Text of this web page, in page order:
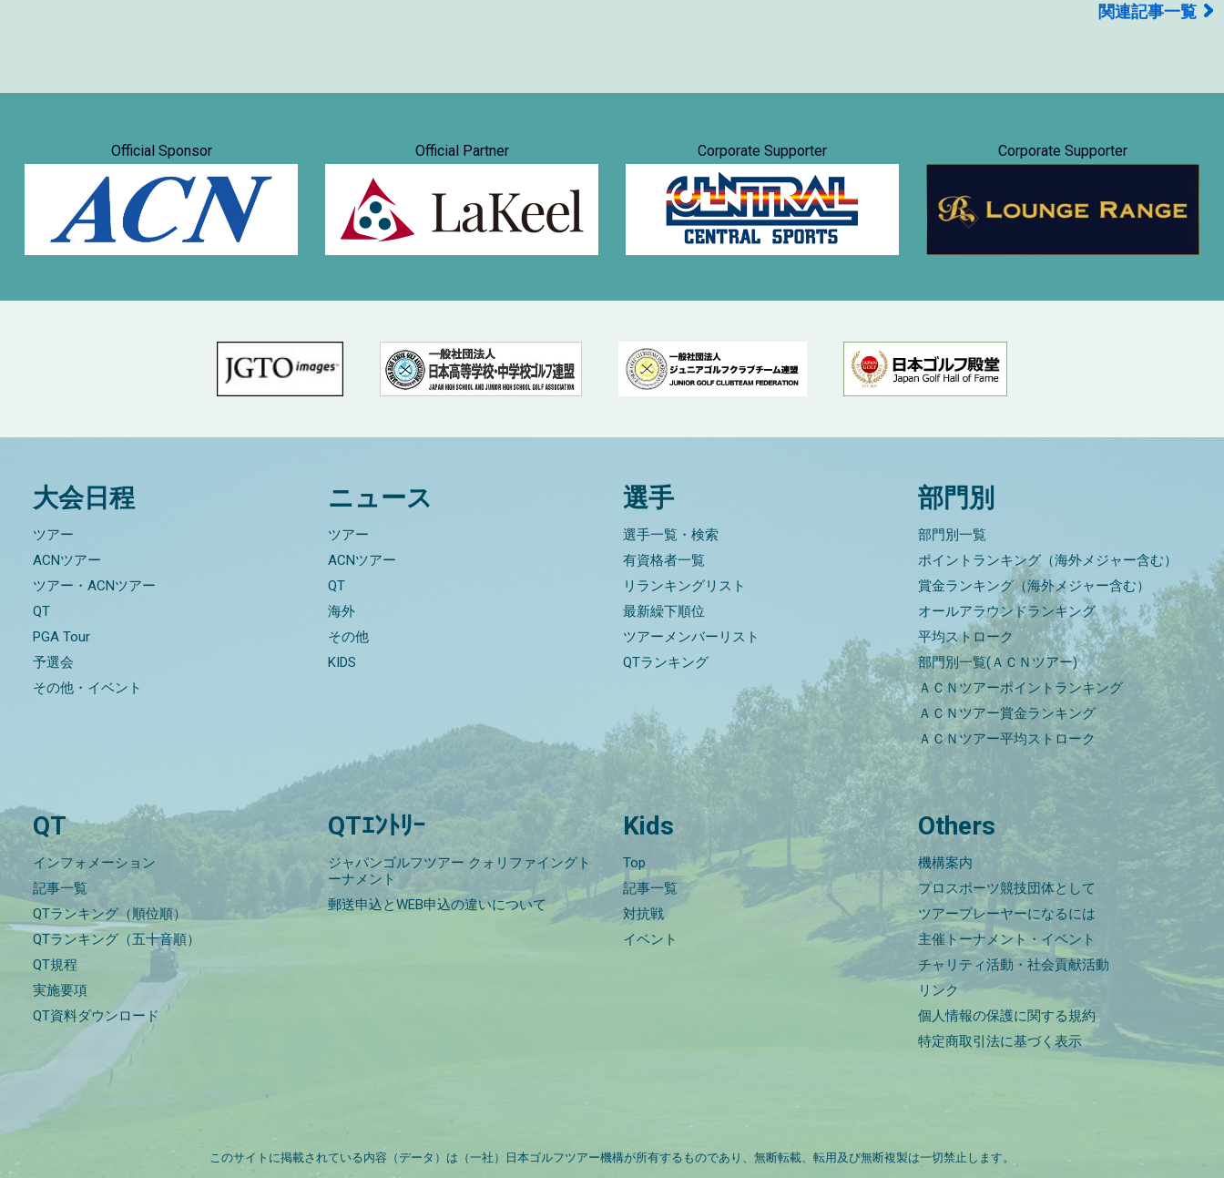
関連記事一覧
Official Sponsor Official Partner Corporate Supporter Corporate Supporter
大会日程
ツアー
ACNツアー
ツアー・ACNツアー
QT
PGA Tour
予選会
その他・イベント
ニュース
ツアー
ACNツアー
QT
海外
その他
KIDS
選手
選手一覧・検索
有資格者一覧
リランキングリスト
最新繰下順位
ツアーメンバーリスト
QTランキング
部門別
部門別一覧
ポイントランキング（海外メジャー含む）
賞金ランキング（海外メジャー含む）
オールアラウンドランキング
平均ストローク
部門別一覧(ＡＣＮツアー)
ＡＣＮツアーポイントランキング
ＡＣＮツアー賞金ランキング
ＡＣＮツアー平均ストローク
QT
インフォメーション
記事一覧
QTランキング（順位順）
QTランキング（五十音順）
QT規程
実施要項
QT資料ダウンロード
QTｴﾝﾄﾘｰ
ジャパンゴルフツアー クォリファイングト
ーナメント
郵送申込とWEB申込の違いについて
Kids
Top
記事一覧
対抗戦
イベント
Others
機構案内
プロスポーツ競技団体として
ツアープレーヤーになるには
主催トーナメント・イベント
チャリティ活動・社会貢献活動
リンク
個人情報の保護に関する規約
特定商取引法に基づく表示
このサイトに掲載されている内容（データ）は（一社）日本ゴルフツアー機構が所有するものであり、無断転載、転用及び無断複製は一切禁止します。